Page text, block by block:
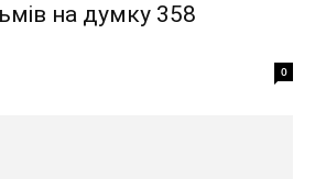
на думку 358
0